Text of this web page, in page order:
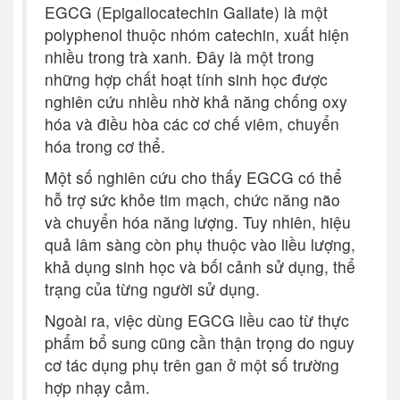
EGCG (Epigallocatechin Gallate) là một
polyphenol thuộc nhóm catechin, xuất hiện
nhiều trong trà xanh. Đây là một trong
những hợp chất hoạt tính sinh học được
nghiên cứu nhiều nhờ khả năng chống oxy
hóa và điều hòa các cơ chế viêm, chuyển
hóa trong cơ thể.
Một số nghiên cứu cho thấy EGCG có thể
hỗ trợ sức khỏe tim mạch, chức năng não
và chuyển hóa năng lượng. Tuy nhiên, hiệu
quả lâm sàng còn phụ thuộc vào liều lượng,
khả dụng sinh học và bối cảnh sử dụng, thể
trạng của từng người sử dụng.
Ngoài ra, việc dùng EGCG liều cao từ thực
phẩm bổ sung cũng cần thận trọng do nguy
cơ tác dụng phụ trên gan ở một số trường
hợp nhạy cảm.